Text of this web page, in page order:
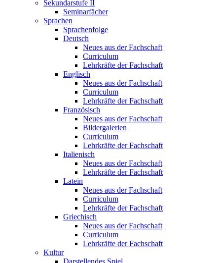
Sekundarstufe II
Seminarfächer
Sprachen
Sprachenfolge
Deutsch
Neues aus der Fachschaft
Curriculum
Lehrkräfte der Fachschaft
Englisch
Neues aus der Fachschaft
Curriculum
Lehrkräfte der Fachschaft
Französisch
Neues aus der Fachschaft
Bildergalerien
Curriculum
Lehrkräfte der Fachschaft
Italienisch
Neues aus der Fachschaft
Lehrkräfte der Fachschaft
Latein
Neues aus der Fachschaft
Curriculum
Lehrkräfte der Fachschaft
Griechisch
Neues aus der Fachschaft
Curriculum
Lehrkräfte der Fachschaft
Kultur
Darstellendes Spiel